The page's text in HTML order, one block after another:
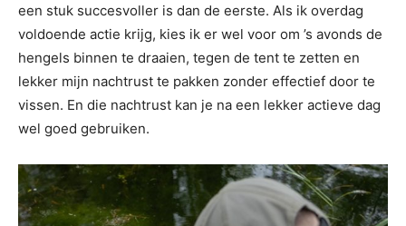
een stuk succesvoller is dan de eerste. Als ik overdag
voldoende actie krijg, kies ik er wel voor om ’s avonds de
hengels binnen te draaien, tegen de tent te zetten en
lekker mijn nachtrust te pakken zonder effectief door te
vissen. En die nachtrust kan je na een lekker actieve dag
wel goed gebruiken.